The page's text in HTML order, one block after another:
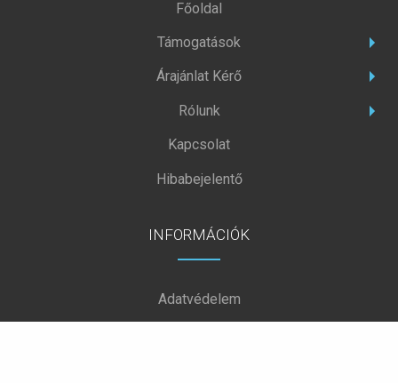
Főoldal
Támogatások
Árajánlat Kérő
Rólunk
Kapcsolat
Hibabejelentő
INFORMÁCIÓK
Adatvédelem